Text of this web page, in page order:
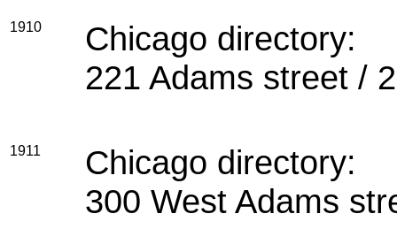
1910
Chicago directory:
221 Adams street /
1911
Chicago directory:
300 West Adams